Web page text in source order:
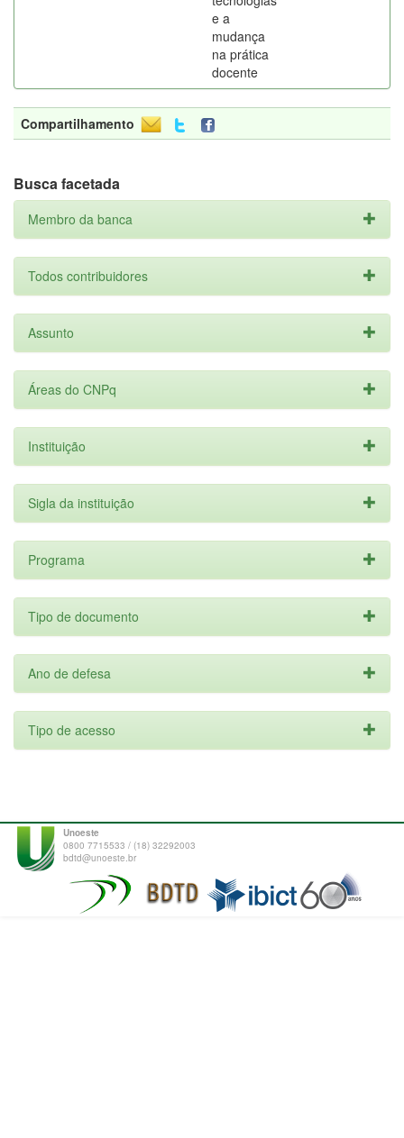
e a
mudança
na prática
docente
Compartilhamento
Busca facetada
Membro da banca
Todos contribuidores
Assunto
Áreas do CNPq
Instituição
Sigla da instituição
Programa
Tipo de documento
Ano de defesa
Tipo de acesso
Unoeste
0800 7715533 / (18) 32292003
bdtd@unoeste.br